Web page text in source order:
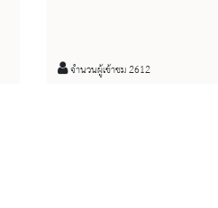
จำนวนผู้เข้าชม 2612